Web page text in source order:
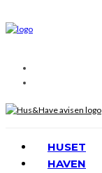
HUSET
HAVEN